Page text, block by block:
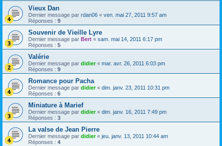
Vieux Dan
Dernier message par rdan06 « ven. mai 27, 2011 9:57 am
Réponses : 9
Souvenir de Vieille Lyre
Dernier message par Bert « sam. mai 14, 2011 6:17 pm
Réponses : 5
Valérie
Dernier message par didier« mar. avr. 26, 2011 6:03 pm
Réponses : 9
Romance pour Pacha
Dernier message par didier« dim. janv. 23, 2011 10:31 pm
Réponses : 6
Miniature à Marief
Dernier message par didier« dim. janv. 16, 2011 7:49 pm
Réponses : 3
La valse de Jean Pierre
Dernier message par didier« jeu. janv. 13, 2011 10:44 am
Réponses : 4